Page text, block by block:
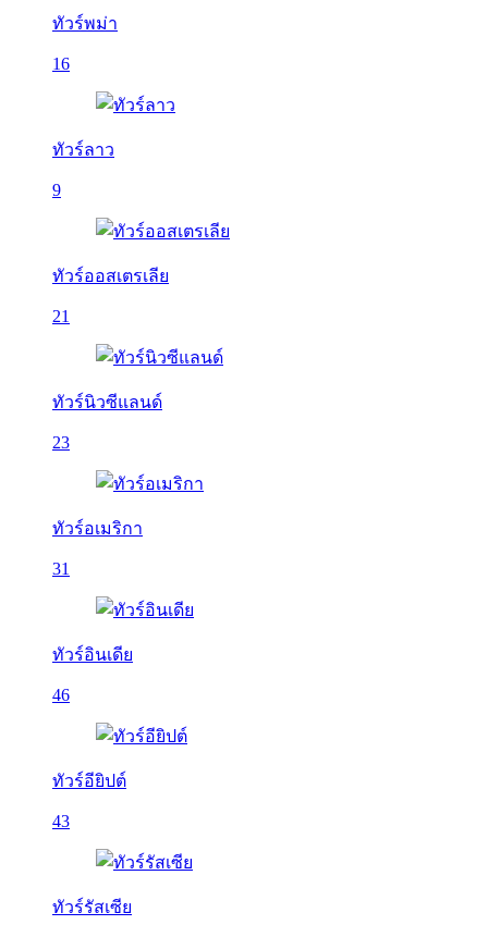
ทัวร์พม่า
16
ทัวร์ลาว
9
ทัวร์ออสเตรเลีย
21
ทัวร์นิวซีแลนด์
23
ทัวร์อเมริกา
31
ทัวร์อินเดีย
46
ทัวร์อียิปต์
43
ทัวร์รัสเซีย